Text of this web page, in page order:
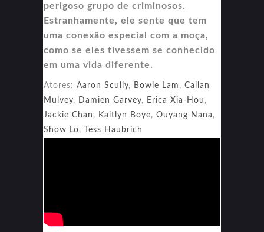
perigoso grupo de criminosos.
Estranhamente, ele sente que tem
uma conexão especial com a moça,
como se eles tivessem se conhecido
em uma vida diferente.
Atores: Aaron Scully, Bowie Lam , Callan
Mulvey, Damien Garvey, Erica Xia-Hou ,
Jackie Chan , Kaitlyn Boye, Ouyang Nana ,
Show Lo, Tess Haubrich